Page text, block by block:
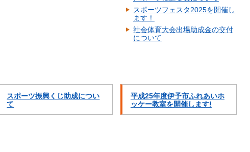
スポーツフェスタ2025を開催し
ます！
社会体育大会出場助成金の交付
について
スポーツ振興くじ助成につい
て
平成25年度伊予市ふれあいホ
ッケー教室を開催します!